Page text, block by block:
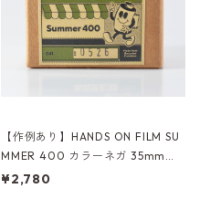
【作例あり】HANDS ON FILM SU
MMER 400 カラーネガ 35mmフ
ィルム 36枚撮り (K008)
¥2,780